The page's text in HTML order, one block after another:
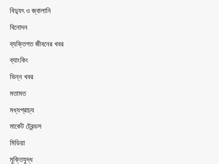
বিদ্যুৎ ও জ্বালানি
বিনোদন
ব্যক্তিগত জীবনের খবর
ব্যাংকিং
ভিন্ন খবর
মতামত
মধ্যপ্রাচ্য
মার্কেট ট্রেন্ডস
মিডিয়া
মুক্তিযুদ্ধ